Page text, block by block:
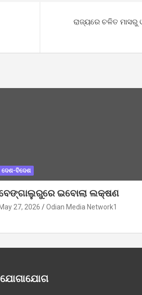
ରାଜ୍ୟରେ ଚଳିତ ମାସରୁ
ଦେଶ-ବିଦେଶ
ଇବୋଲା ଲକ୍ଷଣ
May 27, 2026 Odian Media Network1
ଯୋଗାଯୋଗ